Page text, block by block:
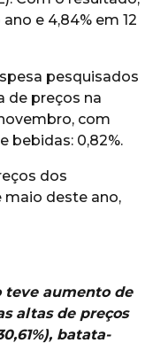
e 4,84% em 12
pesquisados
de preços na
com
bebidas: 0,82%.
dos
maio deste ano,
teve aumento de
altas de preços
batata-